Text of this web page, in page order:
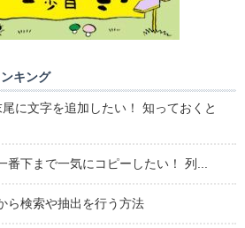
キング
に文字を追加したい！ 知っておくと
番下まで一気にコピーしたい！ 列...
ら検索や抽出を行う方法